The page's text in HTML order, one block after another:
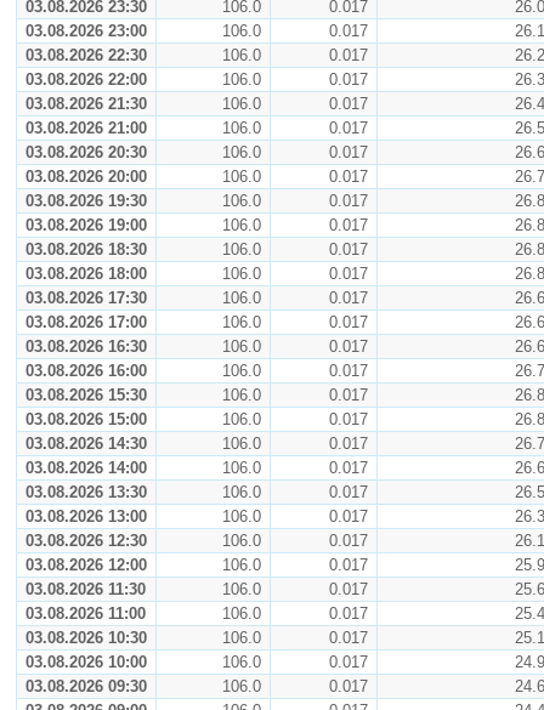
03.08.2026 23:30
106.0 0.017
26.0
03.08.2026 23:00
106.0 0.017
26.1
03.08.2026 22:30
106.0 0.017
26.2
03.08.2026 22:00
106.0 0.017
26.3
03.08.2026 21:30
106.0 0.017
26.4
03.08.2026 21:00
106.0 0.017
26.5
03.08.2026 20:30
106.0 0.017
26.6
03.08.2026 20:00
106.0 0.017
26.7
03.08.2026 19:30
106.0 0.017
26.8
03.08.2026 19:00
106.0 0.017
26.8
03.08.2026 18:30
106.0 0.017
26.8
03.08.2026 18:00
106.0 0.017
26.8
03.08.2026 17:30
106.0 0.017
26.6
03.08.2026 17:00
106.0 0.017
26.6
03.08.2026 16:30
106.0 0.017
26.6
03.08.2026 16:00
106.0 0.017
26.7
03.08.2026 15:30
106.0 0.017
26.8
03.08.2026 15:00
106.0 0.017
26.8
03.08.2026 14:30
106.0 0.017
26.7
03.08.2026 14:00
106.0 0.017
26.6
03.08.2026 13:30
106.0 0.017
26.5
03.08.2026 13:00
106.0 0.017
26.3
03.08.2026 12:30
106.0 0.017
26.1
03.08.2026 12:00
106.0 0.017
25.9
03.08.2026 11:30
106.0 0.017
25.6
03.08.2026 11:00
106.0 0.017
25.4
03.08.2026 10:30
106.0 0.017
25.1
03.08.2026 10:00
106.0 0.017
24.9
03.08.2026 09:30
106.0 0.017
24.6